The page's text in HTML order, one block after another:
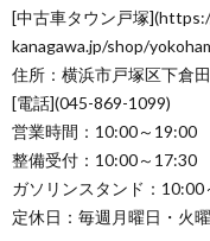
[中古車タウン戸塚
kanagawa.jp/shop/
住所：横浜市戸塚区下倉
[電話](045-869-1099)
営業時間：10:00～19:00
整備受付：10:00～17:30
ガソリンスタンド：10:00
定休日：毎週月曜日・